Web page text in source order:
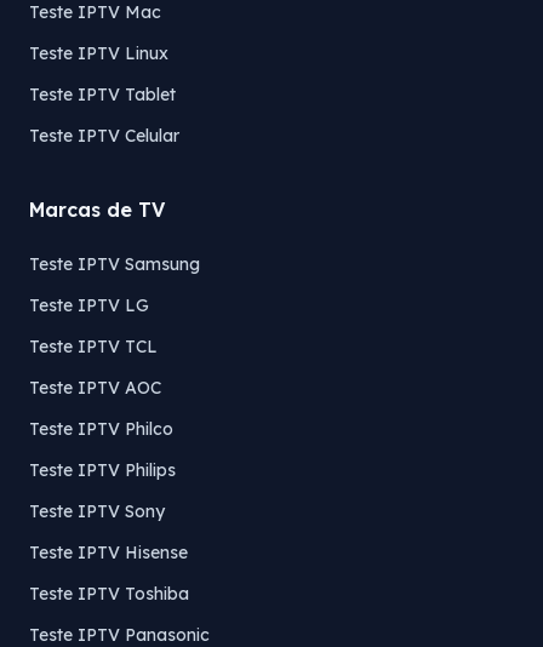
Teste IPTV Mac
Teste IPTV Linux
Teste IPTV Tablet
Teste IPTV Celular
Marcas de TV
Teste IPTV Samsung
Teste IPTV LG
Teste IPTV TCL
Teste IPTV AOC
Teste IPTV Philco
Teste IPTV Philips
Teste IPTV Sony
Teste IPTV Hisense
Teste IPTV Toshiba
Teste IPTV Panasonic